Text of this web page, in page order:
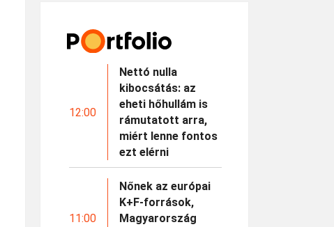
12:00
Nettó nulla
kibocsátás: az
eheti hőhullám is
rámutatott arra,
miért lenne fontos
ezt elérni
11:00
Nőnek az európai
K+F-források,
Magyarország